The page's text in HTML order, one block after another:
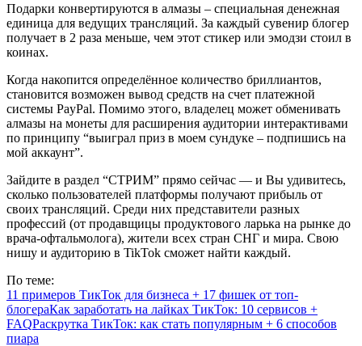
Подарки конвертируются в алмазы – специальная денежная
единица для ведущих трансляций. За каждый сувенир блогер
получает в 2 раза меньше, чем этот стикер или эмодзи стоил в
коинах.
Когда накопится определённое количество бриллиантов,
становится возможен вывод средств на счет платежной
системы PayPal. Помимо этого, владелец может обменивать
алмазы на монеты для расширения аудитории интерактивами
по принципу “выиграл приз в моем сундуке – подпишись на
мой аккаунт”.
Зайдите в раздел “СТРИМ” прямо сейчас — и Вы удивитесь,
сколько пользователей платформы получают прибыль от
своих трансляций. Среди них представители разных
профессий (от продавщицы продуктового ларька на рынке до
врача-офтальмолога), жители всех стран СНГ и мира. Свою
нишу и аудиторию в TikTok сможет найти каждый.
По теме:
11 примеров ТикТок для бизнеса + 17 фишек от топ-
блогераКак заработать на лайках ТикТок: 10 сервисов +
FAQРаскрутка ТикТок: как стать популярным + 6 способов
пиара